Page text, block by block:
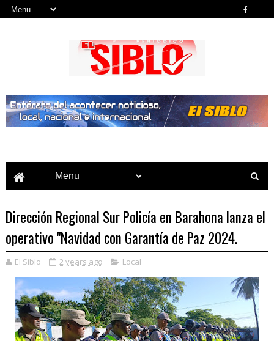
Dirección Regional Sur Policía en Barahona lanza el
operativo "Navidad con Garantía de Paz 2024.
El Siblo 2 years ago Local